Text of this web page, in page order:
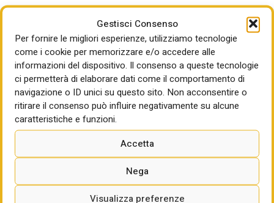
Gestisci Consenso
Per fornire le migliori esperienze, utilizziamo tecnologie
come i cookie per memorizzare e/o accedere alle
informazioni del dispositivo. Il consenso a queste tecnologie
ci permetterà di elaborare dati come il comportamento di
navigazione o ID unici su questo sito. Non acconsentire o
ritirare il consenso può influire negativamente su alcune
caratteristiche e funzioni.
Accetta
Nega
Visualizza preferenze
Il recente censimento permanente delle istituzioni non profit
pubblicato dall’ISTAT per l’anno 2025 dati pubblicati i primi
giorni di giugno che offre una fotografia interessante del
nostro Paese. Le organizzazioni del Terzo Settore
continuano a crescere e rappresentano oggi una componente
strutturale della vita sociale italiana. Non si tratta soltanto di
numeri. Dietro le oltre 360 mila organizzazioni censite, i
lavoratori impiegati e i milioni di volontari coinvolti, emerge un
dato particolarmente significativo: una parte rilevante di
queste realtà collabora stabilmente con gli enti locali e con le
amministrazioni pubbliche.
Leggendo il rapporto, però, la riflessione più interessante non
riguarda la crescita del Terzo Settore, ma il ruolo che esso